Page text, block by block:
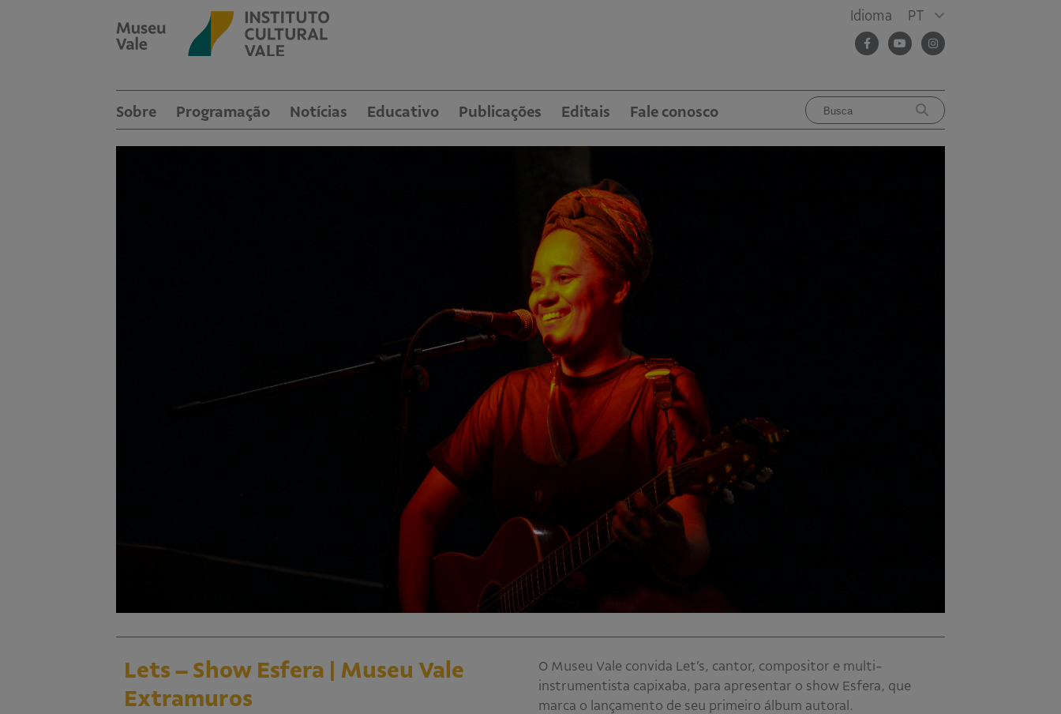
Idioma PT
Sobre Programação Notícias Educativo Publicações Editais Fale conosco
Lets – Show Esfera | Museu Vale
Extramuros
O Museu Vale convida Let’s, cantor, compositor e multi-
instrumentista capixaba, para apresentar o show Esfera, que
marca o lançamento de seu primeiro álbum autoral.